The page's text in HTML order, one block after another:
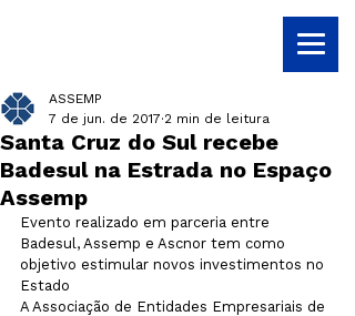
Santa Cruz do Sul recebe
Badesul na Estrada no Espaço
Assemp
ASSEMP
7 de jun. de 2017 2 min de leitura
Evento realizado em parceria entre
Badesul, Assemp e Ascnor tem como
objetivo estimular novos investimentos no
Estado
A Associação de Entidades Empresariais de